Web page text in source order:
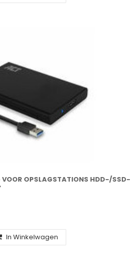
VOOR OPSLAGSTATIONS HDD-/SSD-
In Winkelwagen